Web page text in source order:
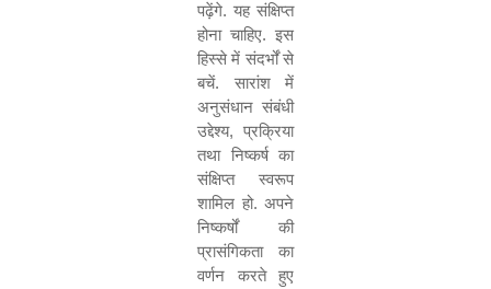
पढ़ेंगे. यह संक्षिप्त
होना चाहिए. इस
हिस्से में संदर्भों से
बचें. सारांश में
अनुसंधान संबंधी
उद्देश्य, प्रक्रिया
तथा निष्कर्ष का
संक्षिप्त स्वरूप
शामिल हो. अपने
निष्कर्षों की
प्रासंगिकता का
वर्णन करते हुए